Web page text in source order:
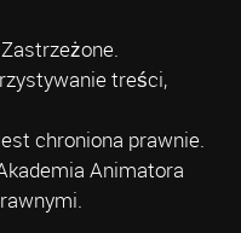
treści,
chroniona prawnie.
Animatora